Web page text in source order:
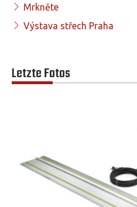
Mrkněte
Výstava střech Praha
Letzte Fotos